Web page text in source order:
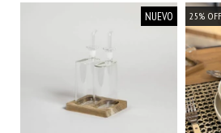
NUEVO 25% OFF